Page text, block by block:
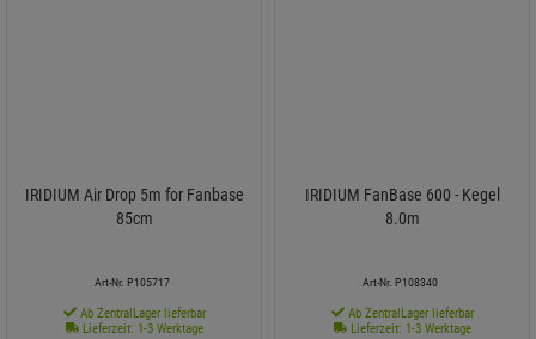
IRIDIUM Air Drop 5m for Fanbase
85cm
Art-Nr. P105717
Ab ZentralLager lieferbar
Lieferzeit: 1-3 Werktage
IRIDIUM FanBase 600 - Kegel
8.0m
Art-Nr. P108340
Ab ZentralLager lieferbar
Lieferzeit: 1-3 Werktage